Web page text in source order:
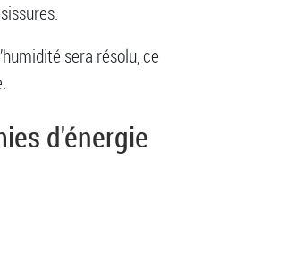
sera résolu, ce
d'énergie